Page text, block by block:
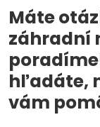
Máte
záhradní
hľadáte,
vám